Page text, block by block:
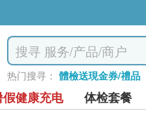
热门搜寻： 體檢送現金券/禮品
假健康充电 体检套餐